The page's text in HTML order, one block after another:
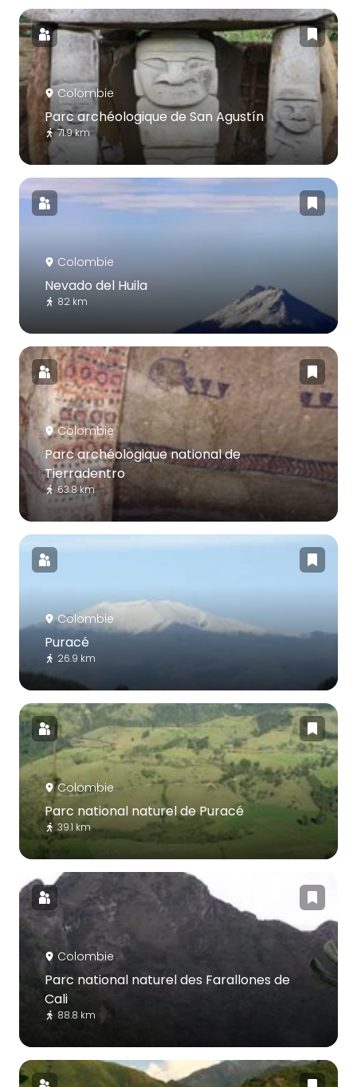
Colombie
Parc archéologique de San Agustín
71.9 km
Colombie
Nevado del Huila
82 km
Colombie
Parc archéologique national de
Tierradentro
63.8 km
Colombie
Puracé
26.9 km
Colombie
Parc national naturel de Puracé
39.1 km
Colombie
Parc national naturel des Farallones de
Cali
88.8 km